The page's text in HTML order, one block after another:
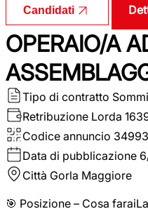
Candidati
OPERAIO/A
Tipo di contratto
Retribuzione Lorda
Codice annuncio
Data di pubblicazione
Città Gorla Maggiore
🎯 Posizione – Cosa